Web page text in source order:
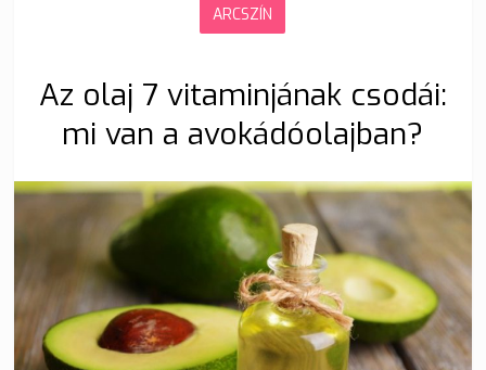
ARCSZÍN
Az olaj 7 vitaminjának csodái:
mi van a avokádóolajban?